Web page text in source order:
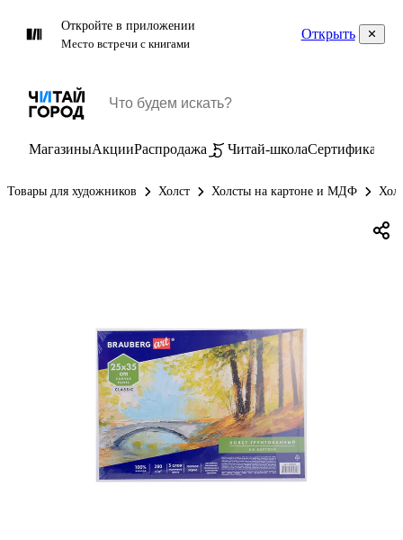
Откройте в приложении
Место встречи с книгами
Открыть
МагазиныАкцииРаспродажа Читай-школаСертификаты
Товары для художников Холст Холсты на картоне и МДФ